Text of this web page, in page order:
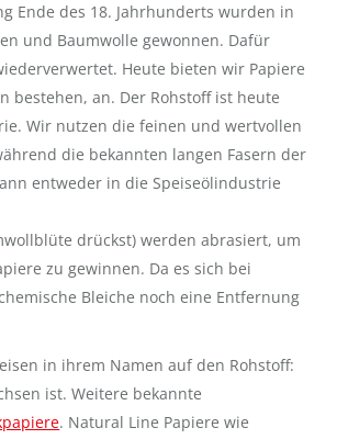
Ende des 18. Jahrhunderts wurden in
und Baumwolle gewonnen. Dafür
Heute bieten wir Papiere
bestehen, an. Der Rohstoff ist heute
Wir nutzen die feinen und wertvollen
die bekannten langen Fasern der
entweder in die Speiseölindustrie
drückst) werden abrasiert, um
zu gewinnen. Da es sich bei
Bleiche noch eine Entfernung
in ihrem Namen auf den Rohstoff:
ist. Weitere bekannte
. Natural Line Papiere wie